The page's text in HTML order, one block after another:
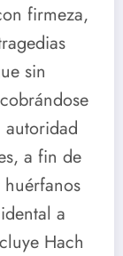
firmeza,
sin
autoridad
a fin de
a
Hach